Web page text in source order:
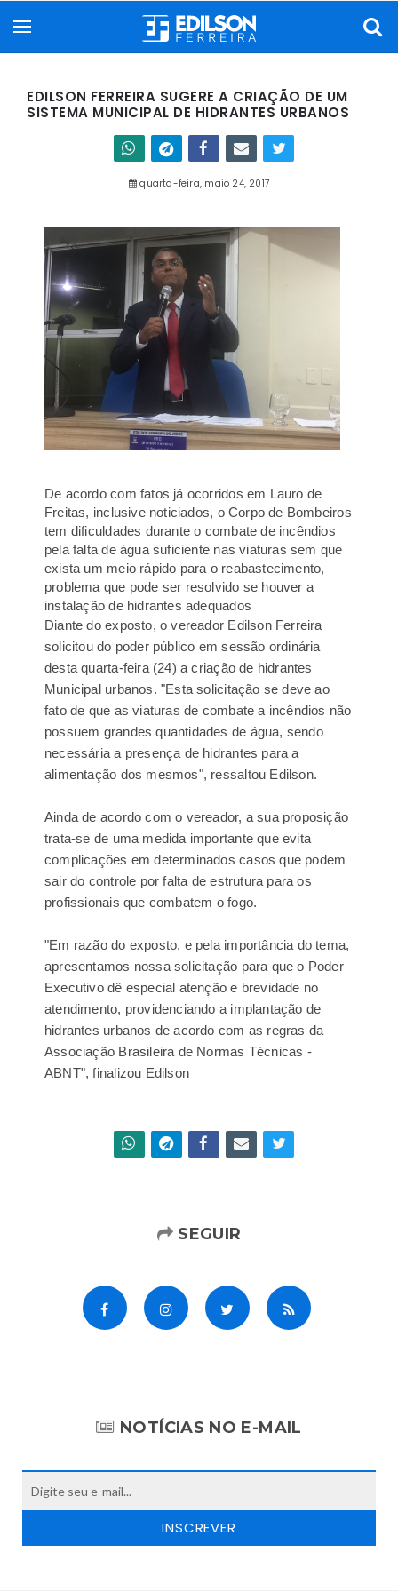
EDILSON FERREIRA SUGERE A CRIAÇÃO DE UM
SISTEMA MUNICIPAL DE HIDRANTES URBANOS
quarta-feira, maio 24, 2017
De acordo com fatos já ocorridos em Lauro de
Freitas, inclusive noticiados, o Corpo de Bombeiros
tem dificuldades durante o combate de incêndios
pela falta de água suficiente nas viaturas sem que
exista um meio rápido para o reabastecimento,
problema que pode ser resolvido se houver a
instalação de hidrantes adequados
Diante do exposto, o vereador Edilson Ferreira
solicitou do poder público em sessão ordinária
desta quarta-feira (24) a criação de hidrantes
Municipal urbanos. "Esta solicitação se deve ao
fato de que as viaturas de combate a incêndios não
possuem grandes quantidades de água, sendo
necessária a presença de hidrantes para a
alimentação dos mesmos", ressaltou Edilson.
Ainda de acordo com o vereador, a sua proposição
trata-se de uma medida importante que evita
complicações em determinados casos que podem
sair do controle por falta de estrutura para os
profissionais que combatem o fogo.
"Em razão do exposto, e pela importância do tema,
apresentamos nossa solicitação para que o Poder
Executivo dê especial atenção e brevidade no
atendimento, providenciando a implantação de
hidrantes urbanos de acordo com as regras da
Associação Brasileira de Normas Técnicas -
ABNT", finalizou Edilson
SEGUIR
NOTÍCIAS NO E-MAIL